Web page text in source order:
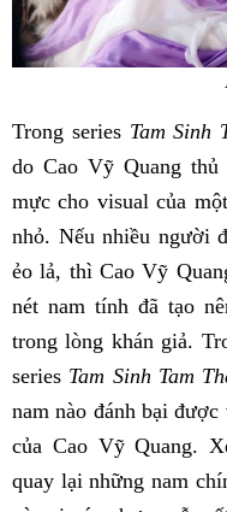
Trong series Tam Sinh
do Cao Vỹ Quang
mực cho visual của
nhỏ. Nếu nhiều người
ẻo lả, thì Cao Vỹ
nét nam tính đã tạo
trong lòng khán giả.
series Tam Sinh Tam
nam nào đánh bại
của Cao Vỹ Quang.
quay lại những nam